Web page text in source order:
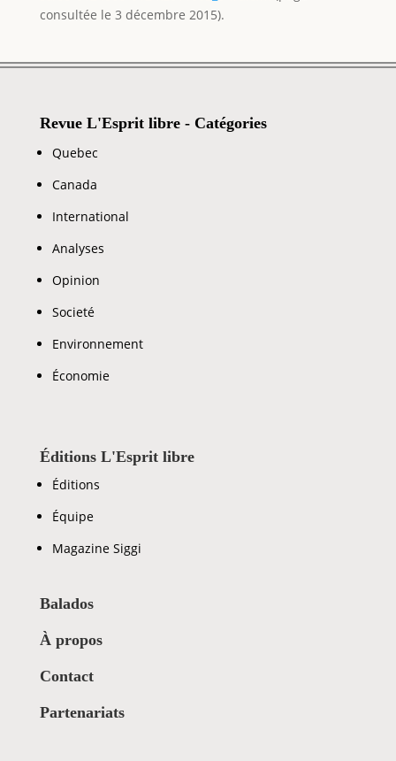
consultée le 3 décembre 2015).
Revue L'Esprit libre - Catégories
Quebec
Canada
International
Analyses
Opinion
Societé
Environnement
Économie
Éditions L'Esprit libre
Éditions
Équipe
Magazine Siggi
Balados
À propos
Contact
Partenariats